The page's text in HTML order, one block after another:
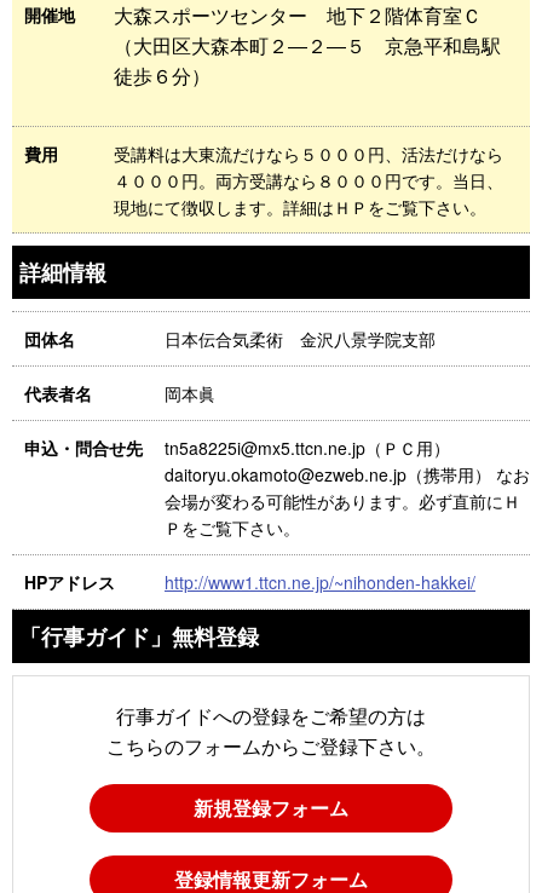
開催地
大森スポーツセンター 地下２階体育室Ｃ
（大田区大森本町２―２―５ 京急平和島駅
徒歩６分）
費用
受講料は大東流だけなら５０００円、活法だけなら
４０００円。両方受講なら８０００円です。当日、
現地にて徴収します。詳細はＨＰをご覧下さい。
詳細情報
団体名 日本伝合気柔術 金沢八景学院支部
代表者名 岡本眞
申込・問合せ先
tn5a8225i@mx5.ttcn.ne.jp（ＰＣ用）
daitoryu.okamoto@ezweb.ne.jp（携帯用） なお
会場が変わる可能性があります。必ず直前にＨ
Ｐをご覧下さい。
HPアドレス http://www1.ttcn.ne.jp/~nihonden-hakkei/
「行事ガイド」無料登録
行事ガイドへの登録をご希望の方は
こちらのフォームからご登録下さい。
新規登録フォーム
登録情報更新フォーム